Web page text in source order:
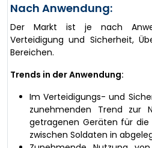
Nach Anwendung:
Der Markt ist je nach
Verteidigung und Sicherheit,
Bereichen.
Trends in der Anwendung:
Im Verteidigungs- und
zunehmenden Trend zur
getragenen Geräten für
zwischen Soldaten in